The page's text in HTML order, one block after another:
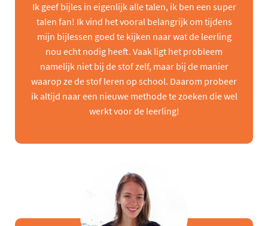
Ik geef bijles in eigenlijk alle talen, ik ben een super
talen fan! Ik vind het vooral belangrijk om tijdens
mijn bijlessen goed te kijken naar wat de leerling
nou echt nodig heeft. Vaak ligt het probleem
namelijk niet bij de stof zelf, maar bij de manier
waarop ze de stof leren op school. Daarom probeer
ik altijd naar een nieuwe methode te zoeken die wel
werkt voor de leerling!